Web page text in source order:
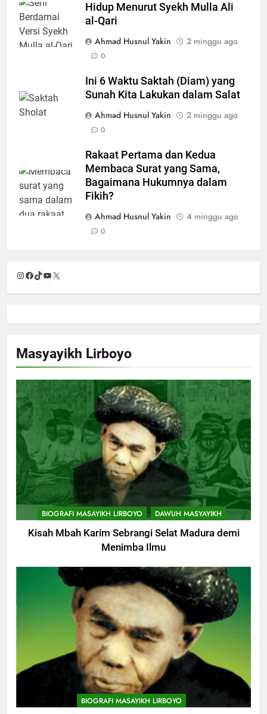
Hidup Menurut Syekh Mulla Ali
al-Qari
Ahmad Husnul Yakin
2 minggu ago
0
Ini 6 Waktu Saktah (Diam) yang
Sunah Kita Lakukan dalam Salat
Ahmad Husnul Yakin
2 minggu ago
0
Rakaat Pertama dan Kedua
Membaca Surat yang Sama,
Bagaimana Hukumnya dalam
Fikih?
Ahmad Husnul Yakin
4 minggu ago
0
Instagram
Facebook
TikTok
YouTube
Masyayikh Lirboyo
BIOGRAFI MASAYIKH LIRBOYO DAWUH MASYAYIKH
Kisah Mbah Karim Sebrangi Selat Madura demi
Menimba Ilmu
BIOGRAFI MASAYIKH LIRBOYO